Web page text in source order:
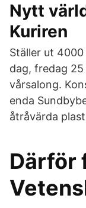
Nytt
Kuriren
Ställer ut
dag, fredag
vårsalong.
enda
åtråvärda
Därför